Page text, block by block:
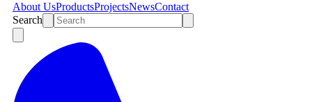
About UsProductsProjectsNewsContact
Search